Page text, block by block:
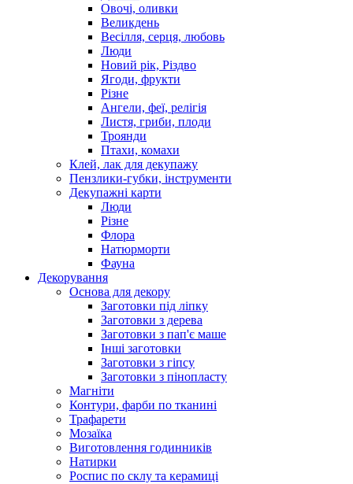
Овочі, оливки
Великдень
Весілля, серця, любовь
Люди
Новий рік, Різдво
Ягоди, фрукти
Різне
Ангели, феї, релігія
Листя, гриби, плоди
Троянди
Птахи, комахи
Клей, лак для декупажу
Пензлики-губки, інструменти
Декупажні карти
Люди
Різне
Флора
Натюрморти
Фауна
Декорування
Основа для декору
Заготовки під ліпку
Заготовки з дерева
Заготовки з пап'є маше
Інші заготовки
Заготовки з гіпсу
Заготовки з пінопласту
Магніти
Контури, фарби по тканині
Трафарети
Мозаїка
Виготовлення годинників
Натирки
Роспис по склу та керамиці